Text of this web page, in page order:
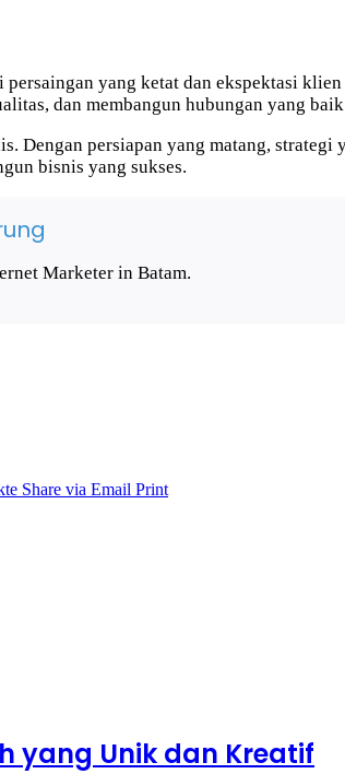
yang ketat dan ekspektasi
dan membangun hubungan yang
Dengan persiapan yang matang,
bisnis yang sukses.
Marketer in Batam.
Share via Email Print
yang Unik dan Kreatif